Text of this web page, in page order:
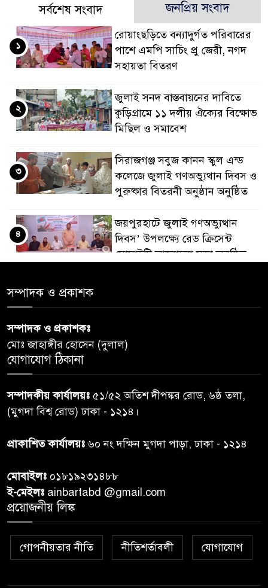
সর্বশেষ সংবাদ জনপ্রিয় সংবাদ
রোয়াংছড়িতে বন্যাদুর্গত পরিবারের
পাশে এমপি সাচিং প্রু জেরী, নগদ
সহায়তা বিতরণ
১
জুলাই সনদ বাস্তবায়নের দাবিতে
কুড়িগ্রামে ১১ দলীয় ঐক্যের বিক্ষোভ
মিছিল ও সমাবেশ
২
সিরাজগঞ্জ সবুজ কানন স্কুল এন্ড
কলেজে জুলাই গণঅভ্যুথান দিবস ও
পুরুষ্কার বিতরনী অনুষ্ঠান অনুষ্ঠিত
৩
জয়পুরহাটে জুলাই গণঅভ্যুত্থান
দিবস’ উপলক্ষ্যে রেড ক্রিসেন্ট
সোসাইটি আলোচনা সভা অনুষ্ঠিত
৪
দিবস-২০২৬’।
৫
মাঝে ১৩ লক্ষ ১৫ হাজার টাকা
বিতরণ
৬
বান্দরবানে বন্যায় ক্ষতিগ্রস্তদের
দক্ষিণ চট্টগ্রামের এক অসহায় ও
ডোনার্স ক্লাব” এবং “হাসিমুখ পরিবার”
৮
৯
সম্পাদক ও প্রকাশক
সম্পাদক ও প্রকাশকঃ
মোঃ জাহাঙ্গীর হোসেন (দুলাল)
যোগাযোগ ঠিকানা
সম্পাদকীয় কার্যালয়ঃ ৫১/৫২ অতিশ দীপঙ্কর রোড, ৬ষ্ঠ তলা,
(মুগদা বিশ্ব রোড) ঢাকা - ১২১৪।
প্রাকাশিত কার্যালয়ঃ৬০ নং দক্ষিন মুগদা পাড়া, ঢাকা - ১২১৪
মোবাইলঃ ০১৮১৯২৩১৪৮৮
ই-মেইলঃ ainbartabd @gmail.com
প্রয়োজনীয় লিঙ্ক
গোপনীয়তার নীতি নীতিশর্তাবলী যোগাযোগ